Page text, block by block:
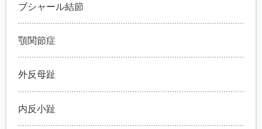
ブシャール結節
顎関節症
外反母趾
内反小趾